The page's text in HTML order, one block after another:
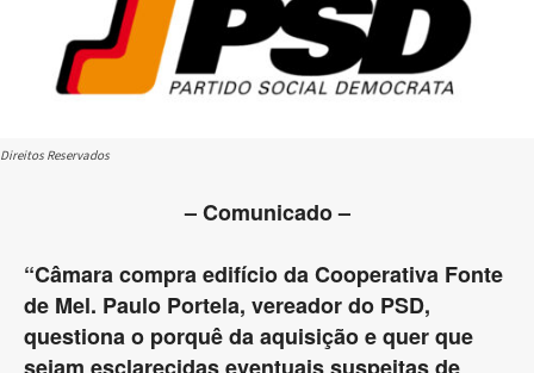
Direitos Reservados
– Comunicado –
“Câmara compra edifício da Cooperativa Fonte
de Mel. Paulo Portela, vereador do PSD,
questiona o porquê da aquisição e quer que